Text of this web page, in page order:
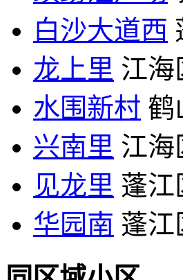
白沙大道西
龙上里 江海
水围新村 鹤
兴南里 江海
见龙里 蓬江
华园南 蓬江